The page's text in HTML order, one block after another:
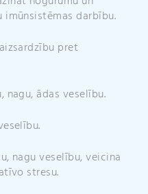
imūnsistēmas darbību.
pret
ādas veselību.
nagu veselību, veicina
stresu.